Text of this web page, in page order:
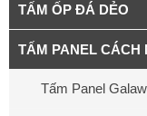
TẤM ỐP ĐÁ DẺO
TẤM PANEL CÁCH
Tấm Panel